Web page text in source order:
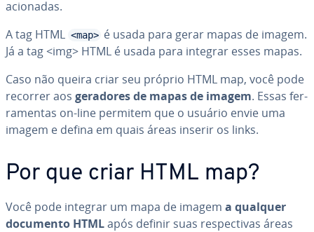
acionadas.
A tag HTML <map> é usada para gerar mapas de imagem.
Já a tag <img> HTML é usada para integrar esses mapas.
Caso não queira criar seu próprio HTML map, você pode
recorrer aos geradores de mapas de imagem. Essas fer­
ra­men­tas on-line permitem que o usuário envie uma
imagem e defina em quais áreas inserir os links.
Por que criar HTML map?
Você pode integrar um mapa de imagem a qualquer
documento HTMLapós definir suas res­pec­ti­vas áreas